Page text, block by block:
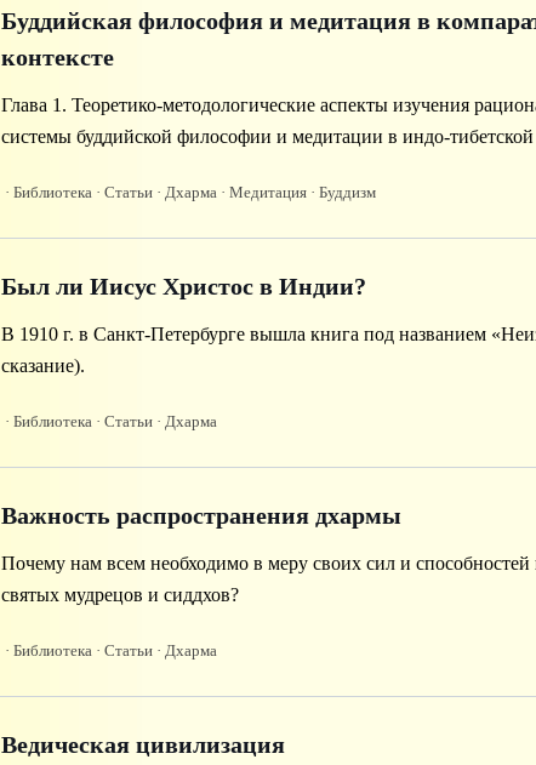
Буддийская философия и медитация в
контексте
Глава 1. Теоретико-методологические аспекты изучения
системы буддийской философии и медитации в индо-
· Библиотека · Статьи · Дхарма · Медитация · Буддизм
Был ли Иисус Христос в Индии?
В 1910 г. в Санкт-Петербурге вышла книга под названием
сказание).
· Библиотека · Статьи · Дхарма
Важность распространения дхармы
Почему нам всем необходимо в меру своих сил и
святых мудрецов и сиддхов?
· Библиотека · Статьи · Дхарма
Ведическая цивилизация